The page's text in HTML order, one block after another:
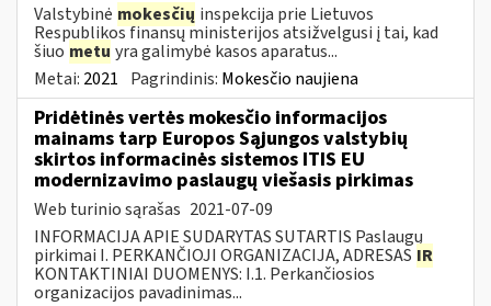
Valstybinė mokesčių inspekcija prie Lietuvos
Respublikos finansų ministerijos atsižvelgusi į tai, kad
šiuo metu yra galimybė kasos aparatus...
Metai: 2021 Pagrindinis: Mokesčio naujiena
Pridėtinės vertės mokesčio informacijos
mainams tarp Europos Sąjungos valstybių
skirtos informacinės sistemos ITIS EU
modernizavimo paslaugų viešasis pirkimas
Web turinio sąrašas 2021-07-09
INFORMACIJA APIE SUDARYTAS SUTARTIS Paslaugų
pirkimai I. PERKANČIOJI ORGANIZACIJA, ADRESAS IR
KONTAKTINIAI DUOMENYS: I.1. Perkančiosios
organizacijos pavadinimas...